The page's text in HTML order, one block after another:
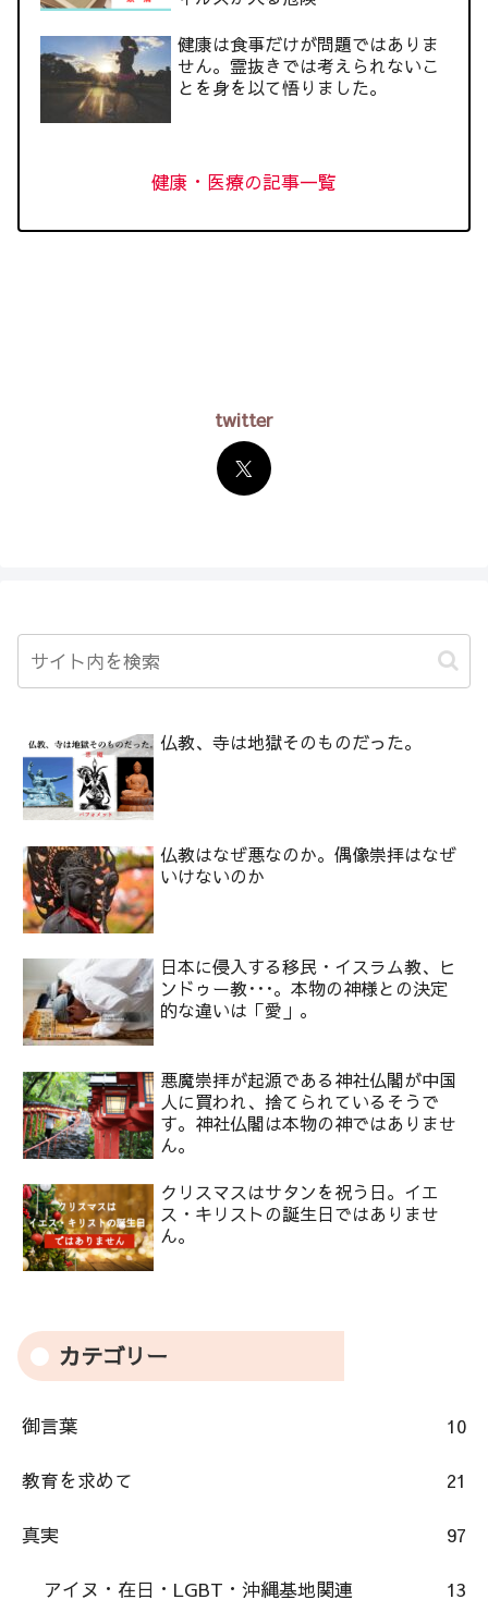
健康は食事だけが問題ではありま
せん。霊抜きでは考えられないこ
とを身を以て悟りました。
健康・医療の記事一覧
twitter
仏教、寺は地獄そのものだった。
仏教はなぜ悪なのか。偶像崇拝はなぜ
いけないのか
日本に侵入する移民・イスラム教、ヒ
ンドゥー教･･･。本物の神様との決定
的な違いは「愛」。
悪魔崇拝が起源である神社仏閣が中国
人に買われ、捨てられているそうで
す。神社仏閣は本物の神ではありませ
ん。
クリスマスはサタンを祝う日。イエ
ス・キリストの誕生日ではありませ
ん。
カテゴリー
御言葉 10
教育を求めて 21
真実 97
アイヌ・在日・LGBT・沖縄基地関連 13